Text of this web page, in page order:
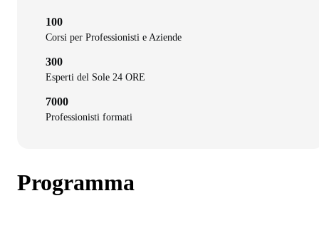
100
Corsi per Professionisti e Aziende
300
Esperti del Sole 24 ORE
7000
Professionisti formati
Programma